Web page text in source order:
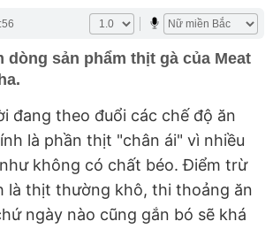
dòng sản phẩm thịt gà của Meat
đang theo đuổi các chế độ ăn
là phần thịt "chân ái" vì nhiều
không có chất béo. Điểm trừ
là thịt thường khô, thi thoảng ăn
ngày nào cũng gắn bó sẽ khá